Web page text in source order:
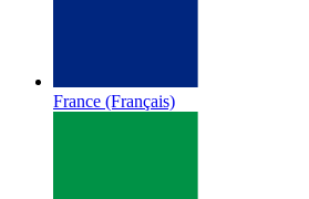
France (Français)